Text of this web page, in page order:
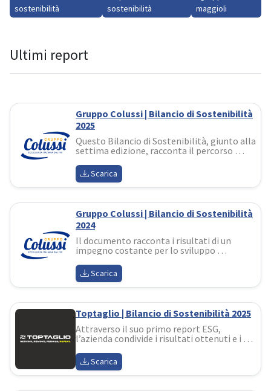
sostenibilità
sostenibilità
maggioli
Ultimi report
Gruppo Colussi | Bilancio di Sostenibilità
2025
Questo Bilancio di Sostenibilità, giunto alla
settima edizione, racconta il percorso
non un adempimento, ma uno strumento
di valore, di dialogo e di responsabilità
Scarica
Gruppo Colussi | Bilancio di Sostenibilità
2024
Il documento racconta i risultati di un
impegno costante per lo sviluppo
strategici per l’innovazione delle filiere
agricole e dei processi produttivi
Scarica
Toptaglio | Bilancio di Sostenibilità 2025
Attraverso il suo primo report ESG,
l’azienda condivide i risultati ottenuti e i
impegno a integrare in modo sempre più
strutturato la sostenibilità nelle proprie
attività
Scarica